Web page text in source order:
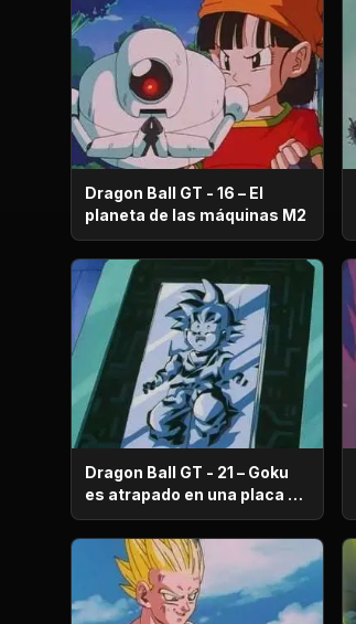
Dragon Ball GT - 16 – El
planeta de las máquinas M2
Dragon Ball GT - 21 – Goku
es atrapado en una placa de
metal